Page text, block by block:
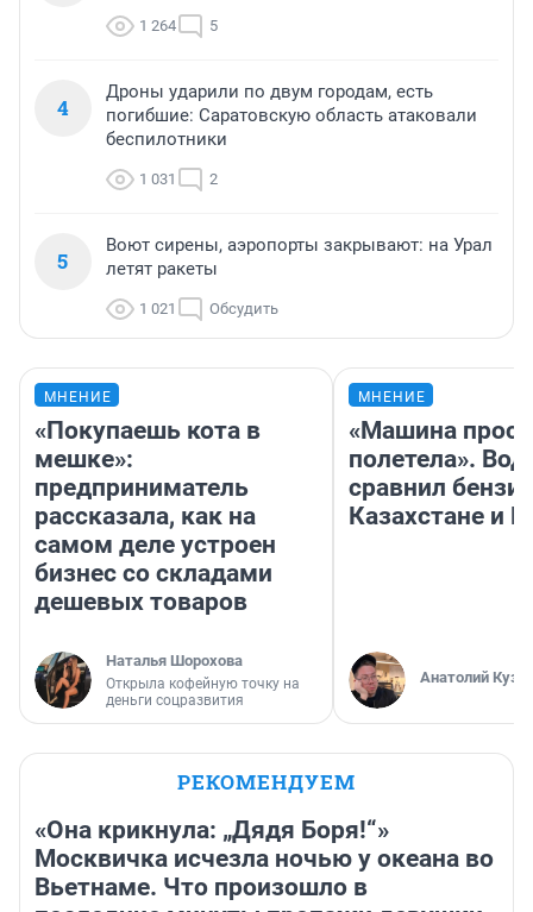
1 264 5
4
Дроны ударили по двум городам, есть
погибшие: Саратовскую область атаковали
беспилотники
1 031 2
5
Воют сирены, аэропорты закрывают: на Урал
летят ракеты
1 021 Обсудить
МНЕНИЕ
«Покупаешь кота в
мешке»:
предприниматель
рассказала, как на
самом деле устроен
бизнес со складами
дешевых товаров
Наталья Шорохова
Открыла кофейную точку на
деньги соцразвития
МНЕНИЕ
«Машина
полетела».
сравнил
Казахстане и
Анатолий
РЕКОМЕНДУЕМ
«Она крикнула: „Дядя Боря!“»
Москвичка исчезла ночью у океана во
Вьетнаме. Что произошло в